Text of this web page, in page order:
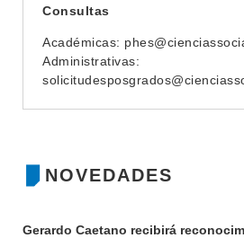
NOVEDADES
Gerardo Caetano recibirá
Consultas
Académicas:
Administrativas: